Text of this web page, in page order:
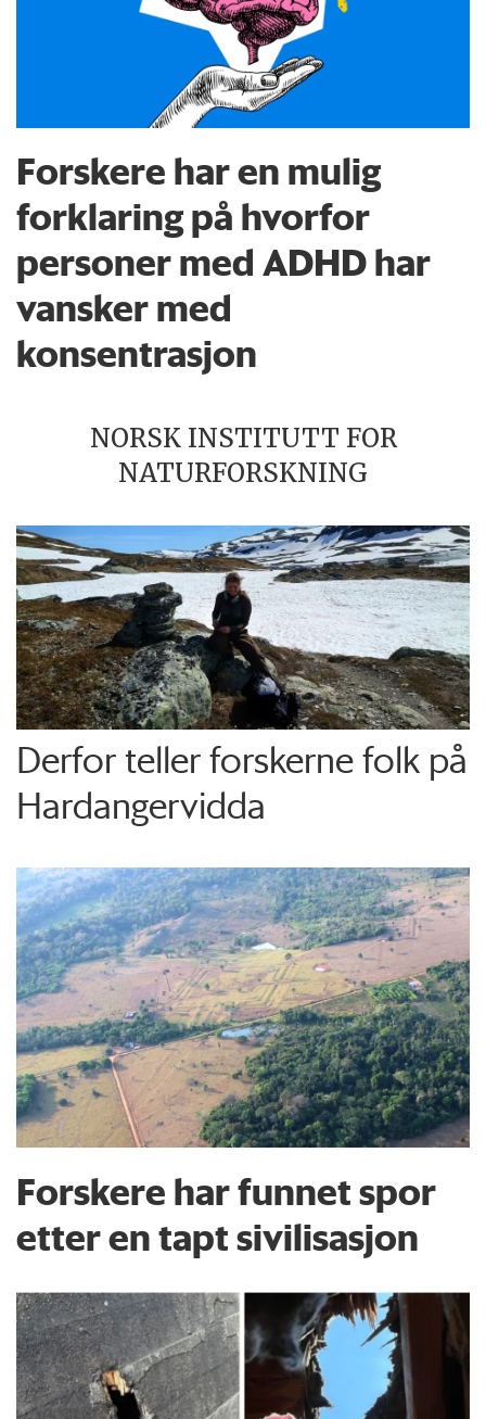
Forskere har en mulig
forklaring på hvorfor
personer med ADHD har
vansker med
konsentrasjon
NORSK INSTITUTT FOR
NATURFORSKNING
Derfor teller forskerne folk på
Hardangervidda
Forskere har funnet spor
etter en tapt sivilisasjon